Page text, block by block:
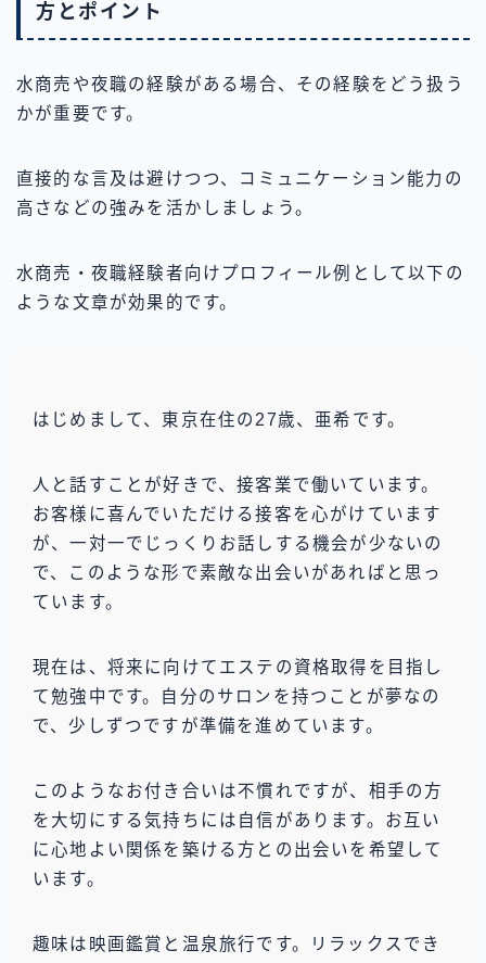
方とポイント
水商売や夜職の経験がある場合、その経験をどう扱う
かが重要です。
直接的な言及は避けつつ、コミュニケーション能力の
高さなどの強みを活かしましょう。
水商売・夜職経験者向けプロフィール例として以下の
ような文章が効果的です。
はじめまして、東京在住の27歳、亜希です。
人と話すことが好きで、接客業で働いています。
お客様に喜んでいただける接客を心がけています
が、一対一でじっくりお話しする機会が少ないの
で、このような形で素敵な出会いがあればと思っ
ています。
現在は、将来に向けてエステの資格取得を目指し
て勉強中です。自分のサロンを持つことが夢なの
で、少しずつですが準備を進めています。
このようなお付き合いは不慣れですが、相手の方
を大切にする気持ちには自信があります。お互い
に心地よい関係を築ける方との出会いを希望して
います。
趣味は映画鑑賞と温泉旅行です。リラックスでき